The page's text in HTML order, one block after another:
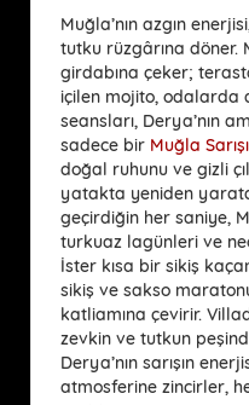
Muğla’nın azgın
tutku rüzgârına döner.
girdabına çeker;
içilen mojito, odalarda
seansları, Derya’nın
sadece bir Muğla
doğal ruhunu ve gizli
yatakta yeniden
geçirdiğin her saniye,
turkuaz lagünleri ve
İster kısa bir sikiş
sikiş ve sakso
katliamına çevirir.
zevkin ve tutkun
Derya’nın sarışın
atmosferine zincirler,